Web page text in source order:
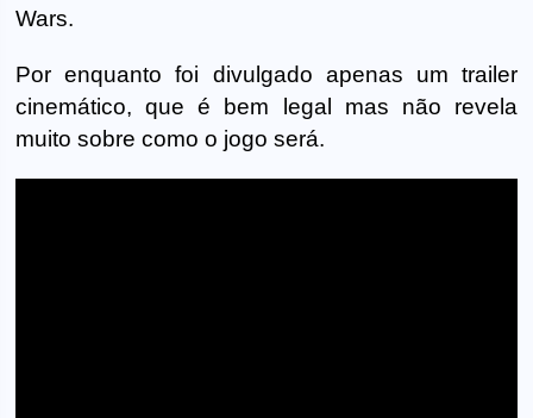
Wars.
Por enquanto foi divulgado apenas um trailer
cinemático, que é bem legal mas não revela
muito sobre como o jogo será.